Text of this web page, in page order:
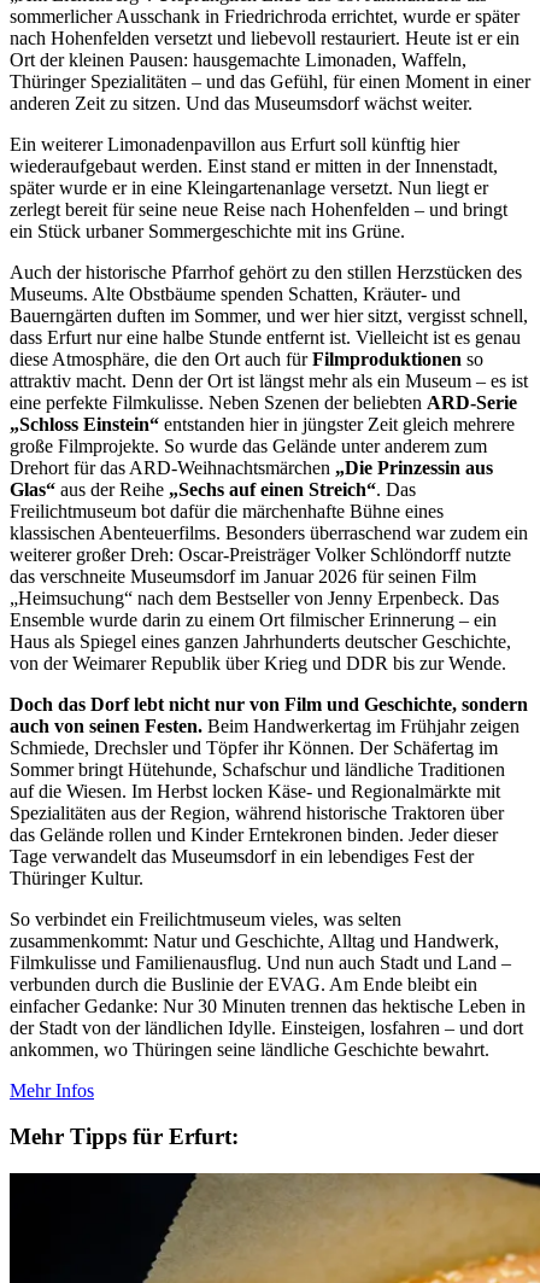
sommerlicher Ausschank in Friedrichroda errichtet, wurde er später
nach Hohenfelden versetzt und liebevoll restauriert. Heute ist er ein
Ort der kleinen Pausen: hausgemachte Limonaden, Waffeln,
Thüringer Spezialitäten – und das Gefühl, für einen Moment in einer
anderen Zeit zu sitzen. Und das Museumsdorf wächst weiter.
Ein weiterer Limonadenpavillon aus Erfurt soll künftig hier
wiederaufgebaut werden. Einst stand er mitten in der Innenstadt,
später wurde er in eine Kleingartenanlage versetzt. Nun liegt er
zerlegt bereit für seine neue Reise nach Hohenfelden – und bringt
ein Stück urbaner Sommergeschichte mit ins Grüne.
Auch der historische Pfarrhof gehört zu den stillen Herzstücken des
Museums. Alte Obstbäume spenden Schatten, Kräuter- und
Bauerngärten duften im Sommer, und wer hier sitzt, vergisst schnell,
dass Erfurt nur eine halbe Stunde entfernt ist. Vielleicht ist es genau
diese Atmosphäre, die den Ort auch fürFilmproduktionen so
attraktiv macht. Denn der Ort ist längst mehr als ein Museum – es ist
eine perfekte Filmkulisse. Neben Szenen der beliebten ARD-Serie
„Schloss Einstein“ entstanden hier in jüngster Zeit gleich mehrere
große Filmprojekte. So wurde das Gelände unter anderem zum
Drehort für das ARD-Weihnachtsmärchen „Die Prinzessin aus
Glas“ aus der Reihe „Sechs auf einen Streich“. Das
Freilichtmuseum bot dafür die märchenhafte Bühne eines
klassischen Abenteuerfilms. Besonders überraschend war zudem ein
weiterer großer Dreh: Oscar-Preisträger Volker Schlöndorff nutzte
das verschneite Museumsdorf im Januar 2026 für seinen Film
„Heimsuchung“ nach dem Bestseller von Jenny Erpenbeck. Das
Ensemble wurde darin zu einem Ort filmischer Erinnerung – ein
Haus als Spiegel eines ganzen Jahrhunderts deutscher Geschichte,
von der Weimarer Republik über Krieg und DDR bis zur Wende.
Doch das Dorf lebt nicht nur von Film und Geschichte, sondern
auch von seinen Festen. Beim Handwerkertag im Frühjahr zeigen
Schmiede, Drechsler und Töpfer ihr Können. Der Schäfertag im
Sommer bringt Hütehunde, Schafschur und ländliche Traditionen
auf die Wiesen. Im Herbst locken Käse- und Regionalmärkte mit
Spezialitäten aus der Region, während historische Traktoren über
das Gelände rollen und Kinder Erntekronen binden. Jeder dieser
Tage verwandelt das Museumsdorf in ein lebendiges Fest der
Thüringer Kultur.
So verbindet ein Freilichtmuseum vieles, was selten
zusammenkommt: Natur und Geschichte, Alltag und Handwerk,
Filmkulisse und Familienausflug. Und nun auch Stadt und Land –
verbunden durch die Buslinie der EVAG. Am Ende bleibt ein
einfacher Gedanke: Nur 30 Minuten trennen das hektische Leben in
der Stadt von der ländlichen Idylle. Einsteigen, losfahren – und dort
ankommen, wo Thüringen seine ländliche Geschichte bewahrt.
Mehr Infos
Mehr Tipps für Erfurt: